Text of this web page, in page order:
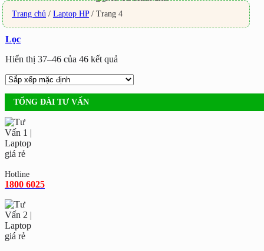
Trang chủ / Laptop HP / Trang 4
Lọc
Hiển thị 37–46 của 46 kết quả
TỔNG ĐÀI TƯ VẤN
Hotline
1800 6025